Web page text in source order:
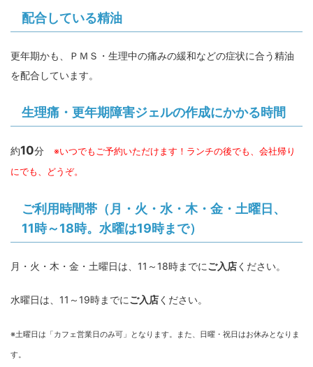
配合している精油
更年期かも、ＰＭＳ・生理中の痛みの緩和などの症状に合う精油
を配合しています。
生理痛・更年期障害ジェルの作成にかかる時間
約10分 ※いつでもご予約いただけます！ランチの後でも、会社帰り
にでも、どうぞ。
ご利用時間帯（月・火・水・木・金・土曜日、
11時～18時。水曜は19時まで）
月・火・木・金・土曜日は、11～18時までにご入店ください。
水曜日は、11～19時までにご入店ください。
※土曜日は「カフェ営業日のみ可」となります。また、日曜・祝日はお休みとなりま
す。